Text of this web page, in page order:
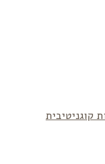
קוגניטיבית